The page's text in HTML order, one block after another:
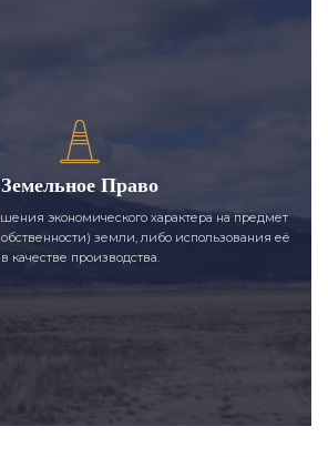
Земельное Право
экономического характера на предмет
земли, либо использования её
в качестве производства.